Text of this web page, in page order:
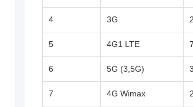
4 3G
5 4G1 LTE
6 5G (3,5G)
7 4G Wimax